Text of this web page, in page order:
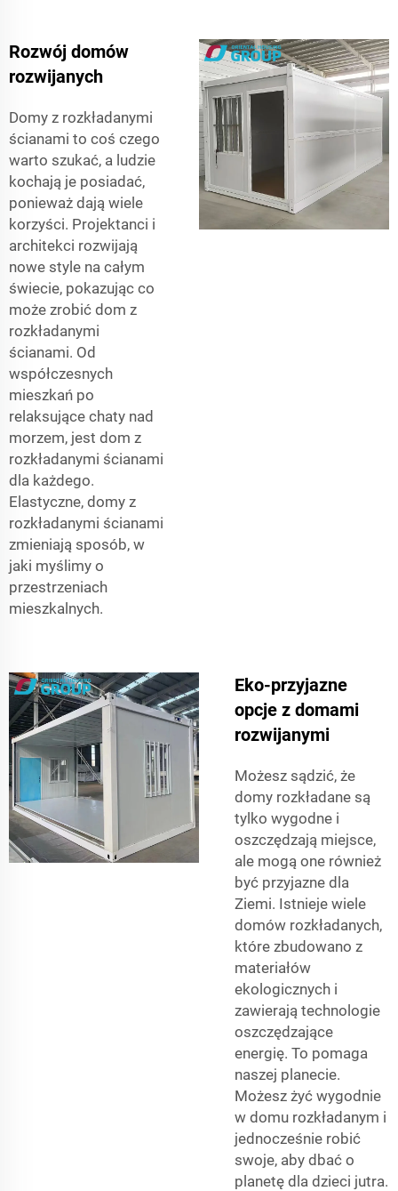
Rozwój domów
rozwijanych
Domy z rozkładanymi
ścianami to coś czego
warto szukać, a ludzie
kochają je posiadać,
ponieważ dają wiele
korzyści. Projektanci i
architekci rozwijają
nowe style na całym
świecie, pokazując co
może zrobić dom z
rozkładanymi
ścianami. Od
współczesnych
mieszkań po
relaksujące chaty nad
morzem, jest dom z
rozkładanymi ścianami
dla każdego.
Elastyczne, domy z
rozkładanymi ścianami
zmieniają sposób, w
jaki myślimy o
przestrzeniach
mieszkalnych.
Eko-przyjazne
opcje z domami
rozwijanymi
Możesz sądzić, że
domy rozkładane są
tylko wygodne i
oszczędzają miejsce,
ale mogą one również
być przyjazne dla
Ziemi. Istnieje wiele
domów rozkładanych,
które zbudowano z
materiałów
ekologicznych i
zawierają technologie
oszczędzające
energię. To pomaga
naszej planecie.
Możesz żyć wygodnie
w domu rozkładanym i
jednocześnie robić
swoje, aby dbać o
planetę dla dzieci jutra.